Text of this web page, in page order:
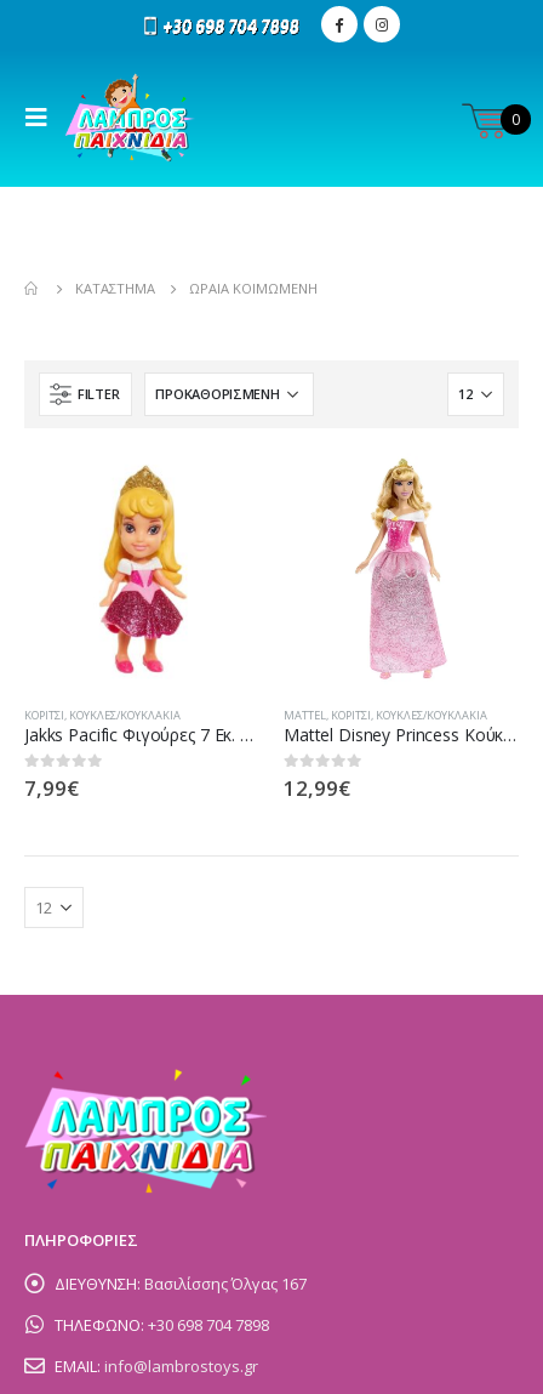
0
ΚΑΤΆΣΤΗΜΑ ΩΡΑΊΑ ΚΟΙΜΩΜΈΝΗ
FILTER
ΚΟΡΊΤΣΙ ΚΟΎΚΛΕΣ/ΚΟΥΚΛΆΚΙΑ
Jakks Pacific Φιγούρες 7 Εκ. Disney Princess (Mini Aurora) (JPA95532)
0out of 5
7,99€
MATTEL ΚΟΡΊΤΣΙ ΚΟΎΚΛΕΣ/ΚΟΥΚΛΆΚΙΑ
Mattel Disney Princess Κούκλα Aurora Ωραία Κοιμωμένη (HLW02-HLW09)
0 out of 5
12,99€
ΠΛΗΡΟΦΟΡΙΕΣ
ΔΙΕΥΘΥΝΣΗ: Βασιλίσσης Όλγας 167
ΤΗΛΕΦΩΝΟ: +30 698 704 7898
EMAIL: info@lambrostoys.gr